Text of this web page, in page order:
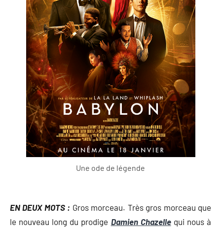
Une ode de légende
EN DEUX MOTS : Gros morceau. Très gros morceau que
le nouveau long du prodige Damien Chazellequi nous à